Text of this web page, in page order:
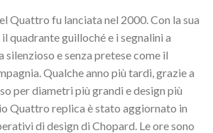
Quattro fu lanciata nel 2000. Con la sua
quadrante guilloché e i segnalini a
silenzioso e senza pretese come il
Qualche anno più tardi, grazie a
per diametri più grandi e design più
Quattro replica è stato aggiornato in
di design di Chopard. Le ore sono